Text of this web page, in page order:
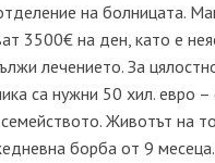
на болницата.
3500€ на ден, като е
лечението. За
са нужни 50 хил. евро –
Животът на
борба от 9